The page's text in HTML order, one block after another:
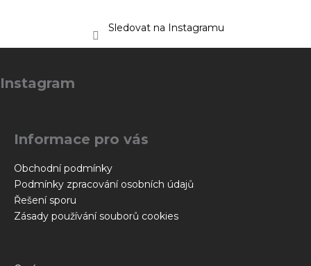
Sledovat na Instagramu
á
p
Instagram
Informace pro vás
Obchodní podmínky
Podmínky zpracování osobních údajů
Řešení sporu
Zásady používání souborů cookies